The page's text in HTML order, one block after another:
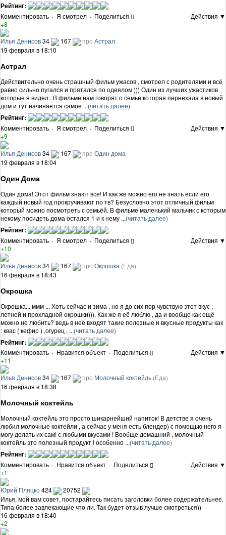
Рейтинг:
Комментировать · Я смотрел · Поделиться
Действия ▼
+8
Илья Денисов34 167 про Астрал
19 февраля в 18:10
Астрал
Действительно очень страшный фильм ужасов , смотрел с родителями и всё
равно сильно пугался и прятался по одеялом ))) Один из лучших ужастиков
которые я видел . В фильме нам говорят о семье которая переехала в новый
дом и тут начинается самое ...(читать далее)
Рейтинг:
Комментировать · Я смотрел · Поделиться
Действия ▼
+9
Илья Денисов34 167 про Один дома
19 февраля в 18:04
Один Дома
Один дома! Этот фильм знают все! И как же можно его не знать если его
каждый новый год прокручивают по тв? Безусловно этот отличный фильм
который можно посмотреть с семьёй. В фильме маленький мальчик с которым
некому посидеть дома остался 1 и к нему ...(читать далее)
Рейтинг:
Комментировать · Я смотрел · Поделиться
Действия ▼
+10
Илья Денисов34 167 про Окрошка (Еда)
16 февраля в 18:43
Окрошка
Окрошка... ммм ... Хоть сейчас и зима , но я до сих пор чувствую этот вкус ,
летней и прохладной окрошки))). Как же я её люблю , да и вообще как ещё
можно не любить? ведь в неё входят такие полезные и вкусные продукты как
: квас ( кефир ) ,огурец , ...(читать далее)
Рейтинг:
Комментировать · Нравится объект · Поделиться
Действия ▼
+11
Илья Денисов34 167 про Молочный коктейль (Еда)
16 февраля в 18:38
Молочный коктейль
Молочный коктейль это просто шикарнейший напиток! В детстве я очень
любил молочные коктейли , а сейчас у меня есть блендер) с помощью него я
могу делать их сам! с любыми вкусами ! Вообще домашний , молочный
коктейль это полезный продукт ! особенно ...(читать далее)
Рейтинг:
Комментировать · Нравится объект · Поделиться
Действия ▼
+1
Юрий Пляцко424
20752
Илья, мой вам совет, постарайтесь писать заголовки более содержательнее.
Типа более завлекающие что ли. Так будет отзыв лучше смотреться))
16 февраля в 18:40
+2